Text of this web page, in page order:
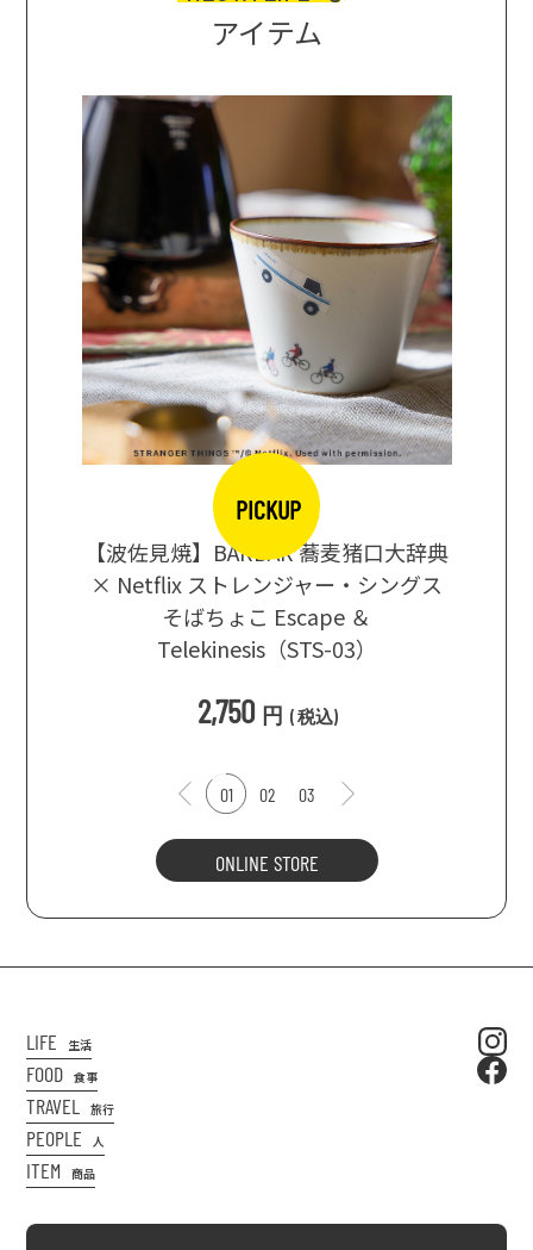
アイテム
PICKUP
【波佐見焼】BARBAR 蕎麦猪口大辞典
× Netflix ストレンジャー・シングス
そばちょこ Escape ＆
Telekinesis（STS-03）
2,750 円 (税込)
01 02 03
ONLINE STORE
LIFE 生活
FOOD 食事
TRAVEL 旅行
PEOPLE 人
ITEM 商品